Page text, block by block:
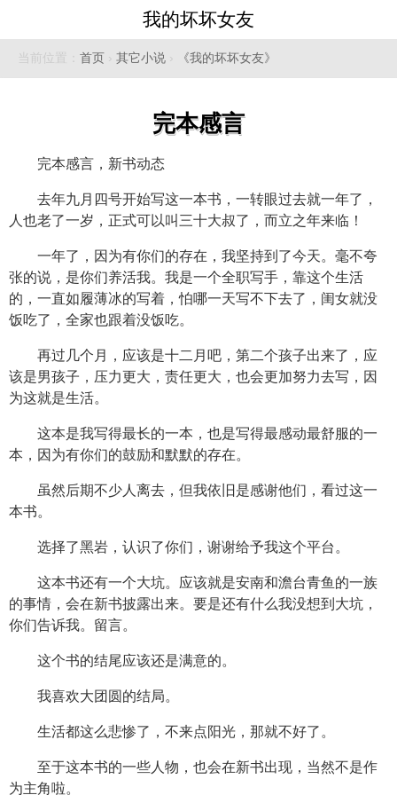
我的坏坏女友
当前位置： 首页 › 其它小说 › 《我的坏坏女友》
完本感言
完本感言，新书动态
去年九月四号开始写这一本书，一转眼过去就一年了，
人也老了一岁，正式可以叫三十大叔了，而立之年来临！
一年了，因为有你们的存在，我坚持到了今天。毫不夸
张的说，是你们养活我。我是一个全职写手，靠这个生活
的，一直如履薄冰的写着，怕哪一天写不下去了，闺女就没
饭吃了，全家也跟着没饭吃。
再过几个月，应该是十二月吧，第二个孩子出来了，应
该是男孩子，压力更大，责任更大，也会更加努力去写，因
为这就是生活。
这本是我写得最长的一本，也是写得最感动最舒服的一
本，因为有你们的鼓励和默默的存在。
虽然后期不少人离去，但我依旧是感谢他们，看过这一
本书。
选择了黑岩，认识了你们，谢谢给予我这个平台。
这本书还有一个大坑。应该就是安南和澹台青鱼的一族
的事情，会在新书披露出来。要是还有什么我没想到大坑，
你们告诉我。留言。
这个书的结尾应该还是满意的。
我喜欢大团圆的结局。
生活都这么悲惨了，不来点阳光，那就不好了。
至于这本书的一些人物，也会在新书出现，当然不是作
为主角啦。